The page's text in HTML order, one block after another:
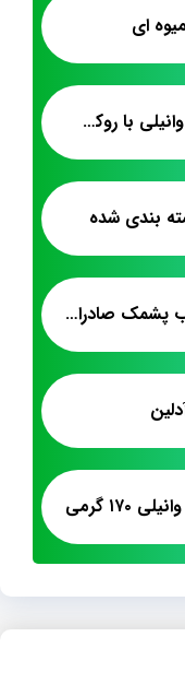
ای
فروش پشمک لقمه ای وانیلی با روکش کاکائویی
بندی شده
سفارش تولید انواع چوب پشمک صادراتی
گرمی